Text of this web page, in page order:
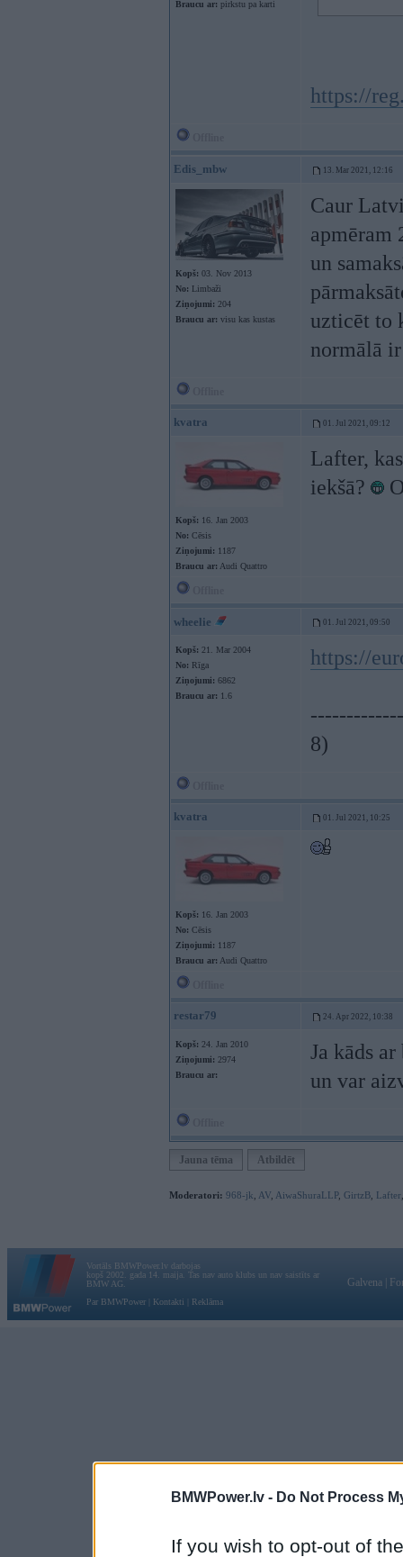
BMWPower.lv - Do Not Process
If you wish to opt-out of
Braucu ar: pirkstu pa karti
https://
Edis_mbw 13. Mar 2021, 12:16
Kopš: 03. Nov 2013
No: Limbaži
Ziņojumi: 204
Braucu ar: visu kas kustas
Caur
apmēram
un
uzticēt to
normālā
kvatra 01. Jul 2021, 09:12
Kopš: 16. Jan 2003
No: Cēsis
Ziņojumi: 1187
Braucu ar: Audi Quattro
Lafter,
iekšā?
wheelie 01. Jul 2021, 09:50
Kopš: 21. Mar 2004
No: Rīga
Ziņojumi: 6862
Braucu ar: 1.6
https://
8)
kvatra 01. Jul 2021, 10:25
Kopš: 16. Jan 2003
No: Cēsis
Ziņojumi: 1187
Braucu ar: Audi Quattro
restar79 24. Apr 2022, 10:38
Kopš: 24. Jan 2010
Ziņojumi: 2974
Braucu ar:
Ja kāds
un var
Jauna tēma Atbildēt
Moderatori: 968-jk AV AiwaShuraLLP, GirtzB Lafter
Vortāls BMWPower.lv darbojas
kopš 2002. gada 14. maija. Tas nav auto klubs un nav saistīts ar
BMW AG.
Par BMWPower
Kontakti Reklāma
Galvena